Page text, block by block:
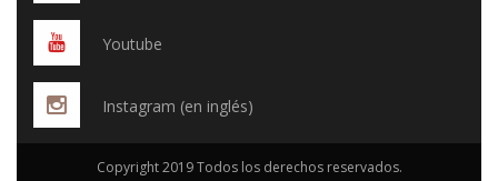
Youtube
Instagram (en inglés)
Copyright 2019 Todos los derechos reservados.